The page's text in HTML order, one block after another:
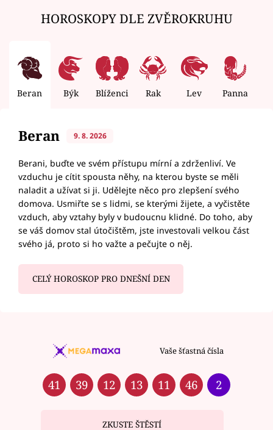
HOROSKOPY DLE ZVĚROKRUHU
Beran Býk Blíženci Rak Lev Panna
Beran 9. 8. 2026
Berani, buďte ve svém přístupu mírní a zdrženliví. Ve
vzduchu je cítit spousta něhy, na kterou byste se měli
naladit a užívat si ji. Udělejte něco pro zlepšení svého
domova. Usmiřte se s lidmi, se kterými žijete, a vyčistěte
vzduch, aby vztahy byly v budoucnu klidné. Do toho, aby
se váš domov stal útočištěm, jste investovali velkou část
svého já, proto si ho važte a pečujte o něj.
CELÝ HOROSKOP PRO DNEŠNÍ DEN
Vaše šťastná čísla
41 39 12 13 11 46 2
ZKUSTE ŠTĚSTÍ